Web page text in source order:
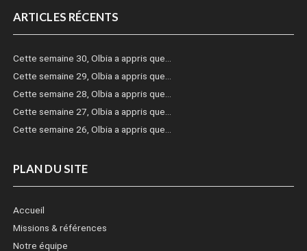
ARTICLES RÉCENTS
Cette semaine 30, Olbia a appris que…
Cette semaine 29, Olbia a appris que…
Cette semaine 28, Olbia a appris que…
Cette semaine 27, Olbia a appris que…
Cette semaine 26, Olbia a appris que…
PLAN DU SITE
Accueil
Missions & références
Notre équipe